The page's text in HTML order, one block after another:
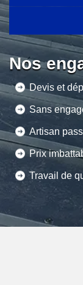
Nos
Devis et
Sans
Artisan
Prix
Travail de